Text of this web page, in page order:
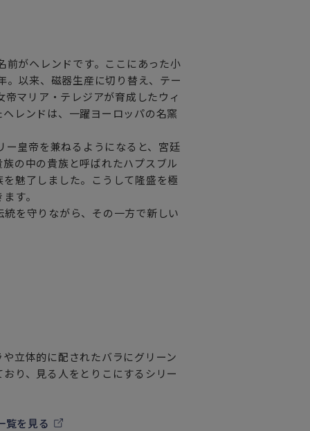
がヘレンドです。ここにあった小
。以来、磁器生産に切り替え、テー
マリア・テレジアが育成したウィ
レンドは、一躍ヨーロッパの名窯
皇帝を兼ねるようになると、宮廷
の中の貴族と呼ばれたハプスブル
魅了しました。こうして隆盛を極
す。
を守りながら、その一方で新しい
立体的に配されたバラにグリーン
り、見る人をとりこにするシリー
覧を見る